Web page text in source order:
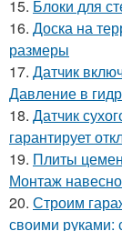
15. Блоки для
16. Доска на
размеры
17. Датчик
Давление в
18. Датчик
гарантирует
19. Плиты
Монтаж
20. Строим
своими руками: